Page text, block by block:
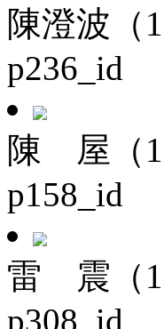
陳澄波（
p236_id
陳 屋（
p158_id
雷 震（
p308_id